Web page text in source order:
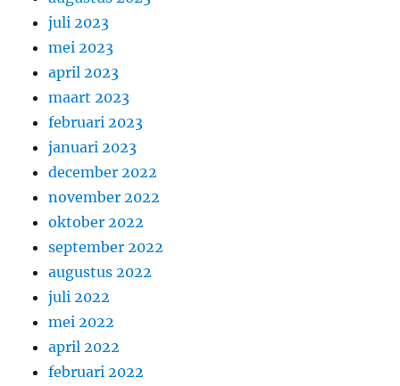
juli 2023
mei 2023
april 2023
maart 2023
februari 2023
januari 2023
december 2022
november 2022
oktober 2022
september 2022
augustus 2022
juli 2022
mei 2022
april 2022
februari 2022